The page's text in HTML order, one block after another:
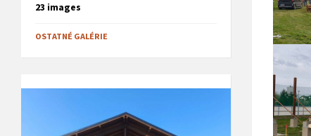
23 images
OSTATNÉ GALÉRIE